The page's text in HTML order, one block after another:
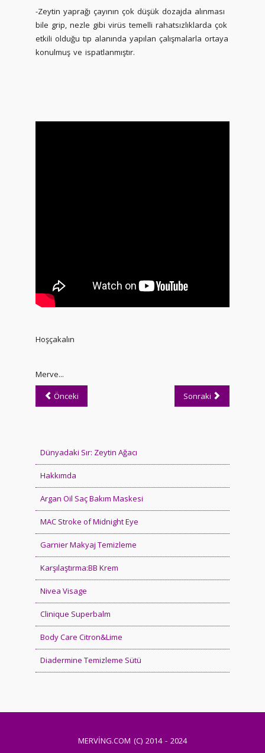
-Zeytin yaprağı çayının çok düşük dozajda alınması
bile grip, nezle gibi virüs temelli rahatsızlıklarda çok
etkili olduğu tıp alanında yapılan çalışmalarla ortaya
konulmuş ve ispatlanmıştır.
Hoşçakalın
Merve...
Önceki Sonraki
Dünyadaki Sır: Zeytin Ağacı
Hakkımda
Argan Oil Saç Bakım Maskesi
MAC Stroke of Midnight Eye
Garnier Makyaj Temizleme
Karşılaştırma:BB Krem
Nivea Visage
Clinique Superbalm
Body Care Citron&Lime
Diadermine Temizleme Sütü
MERVİNG.COM (C) 2014 - 2024